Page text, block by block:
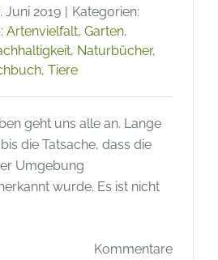
Juni 2019 | Kategorien:
Artenvielfalt, Garten,
, Naturbücher,
, Tiere
geht uns alle an. Lange
die Tatsache, dass die
Umgebung
wurde. Es ist nicht
Kommentare